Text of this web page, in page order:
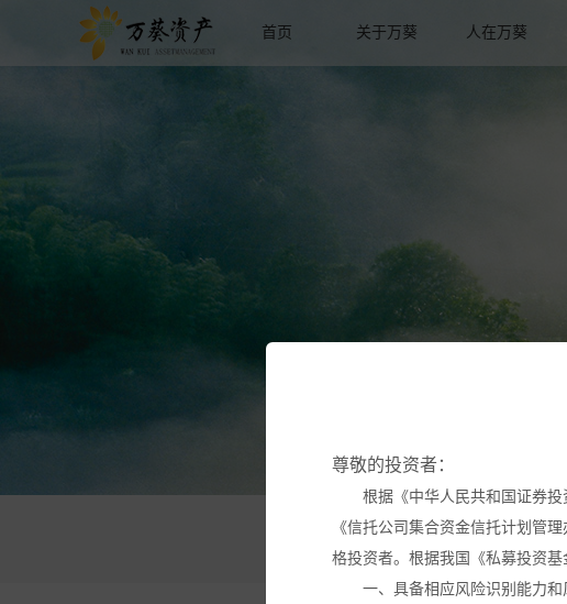
首页 关于万葵 人在万葵
尊敬的投资者：
根据《中华人民共和国证券
《信托公司集合资金信托计划管
格投资者。根据我国《私募投资
一、具备相应风险识别能力
万葵公告